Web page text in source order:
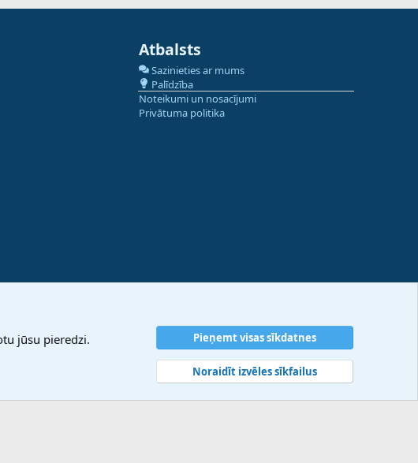
Atbalsts
Sazinieties ar mums
Palīdzība
Noteikumi un nosacījumi
Privātuma politika
jūsu pieredzi.
Pieņemt visas sīkdatnes
Noraidīt izvēles sīkfailus